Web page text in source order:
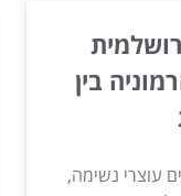
בין
עוצרי נשימה,